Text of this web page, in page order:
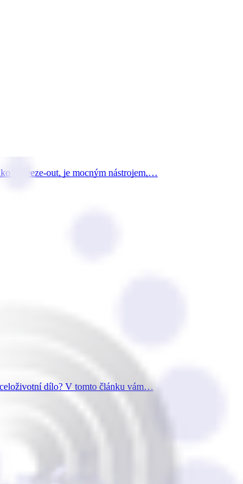
squeeze-out, je mocným nástrojem,…
celoživotní dílo? V tomto článku vám…